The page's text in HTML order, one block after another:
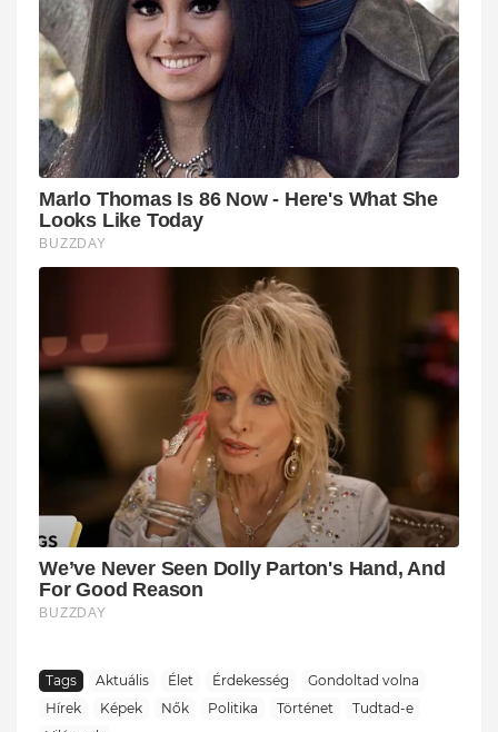
Tags Aktuális Élet Érdekesség
Gondoltad volna
Hírek
Képek Nők Politika Történet
Tudtad-e